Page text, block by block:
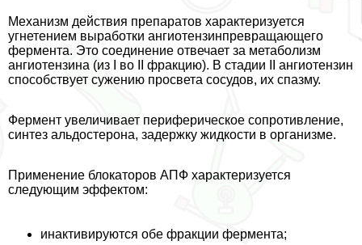
Механизм действия препаратов хаpaктеризуется
угнетением выработки ангиотензинпревращающего
фермента. Это соединение отвечает за метаболизм
ангиотензина (из I во II фpaкцию). В стадии II ангиотензин
способствует сужению просвета сосудов, их спазму.
Фермент увеличивает периферическое сопротивление,
синтез альдостерона, задержку жидкости в организме.
Применение блокаторов АПФ хаpaктеризуется
следующим эффектом:
инактивируются обе фpaкции фермента;